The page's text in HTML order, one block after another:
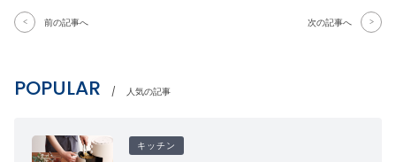
前の記事へ 次の記事へ
POPULAR 人気の記事
キッチン